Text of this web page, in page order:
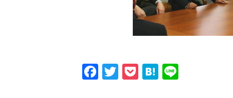
Facebook
Twitter
PocketHatena